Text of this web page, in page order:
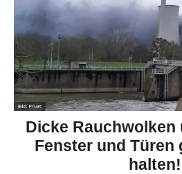
Dicke Rauchwolken
Fenster und Türen
halten!